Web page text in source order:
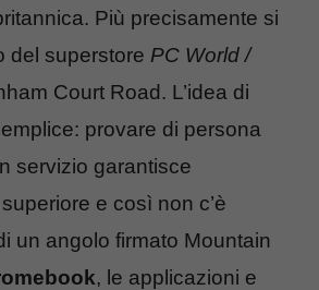
Più precisamente si
del superstore PC World /
Court Road. L’idea di
provare di persona
servizio garantisce
e così non c’è
un angolo firmato Mountain
, le applicazioni e